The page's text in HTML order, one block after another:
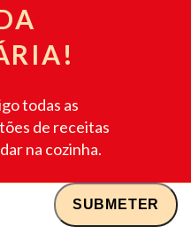
todas as
de receitas
na cozinha.